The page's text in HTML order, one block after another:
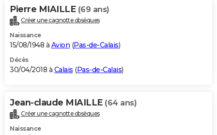
Pierre MIAILLE (69 ans)
Créer une cagnotte obsèques
Naissance
15/08/1948 à Avion (Pas-de-Calais)
Décès
30/04/2018 à Calais (Pas-de-Calais)
Jean-claude MIAILLE (64 ans)
Créer une cagnotte obsèques
Naissance